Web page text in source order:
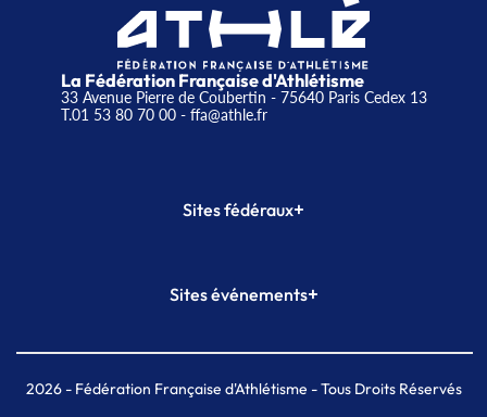
La Fédération Française d'Athlétisme
33 Avenue Pierre de Coubertin - 75640 Paris Cedex 13
T.01 53 80 70 00- ffa@athle.fr
Sites fédéraux+
Plateforme Formation
Sites événements+
Meeting de Paris indoor
MAIF Ekiden de Paris
2026- Fédération Française d'Athlétisme - Tous Droits Réservés